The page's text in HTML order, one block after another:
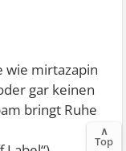
wie mirtazapin
gar keinen
bringt Ruhe
∧
Top